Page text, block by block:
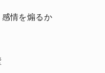
情を煽るか